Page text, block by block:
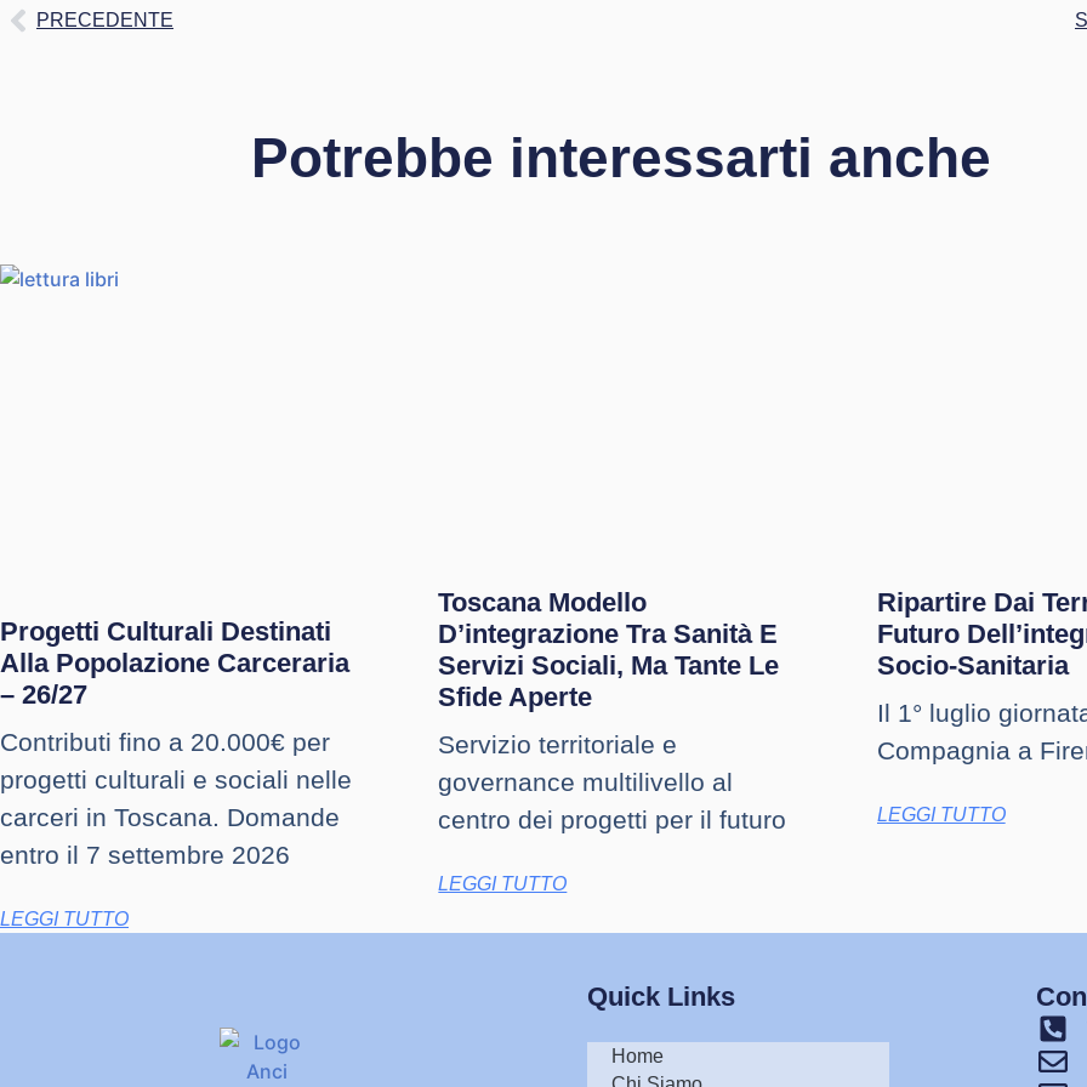
PRECEDENTE
Potrebbe interessarti anche
Progetti Culturali Destinati
Alla Popolazione Carceraria
– 26/27
Contributi fino a 20.000€ per
progetti culturali e sociali nelle
carceri in Toscana. Domande
entro il 7 settembre 2026
LEGGI TUTTO
Toscana Modello
D’integrazione Tra Sanità E
Servizi Sociali, Ma Tante Le
Sfide Aperte
Servizio territoriale e
governance multilivello al
centro dei progetti per il futuro
LEGGI TUTTO
Ripartire Dai
Futuro
Socio-Sanitaria
Il 1° luglio
Compagnia a
LEGGI TUTTO
Quick Links
Home